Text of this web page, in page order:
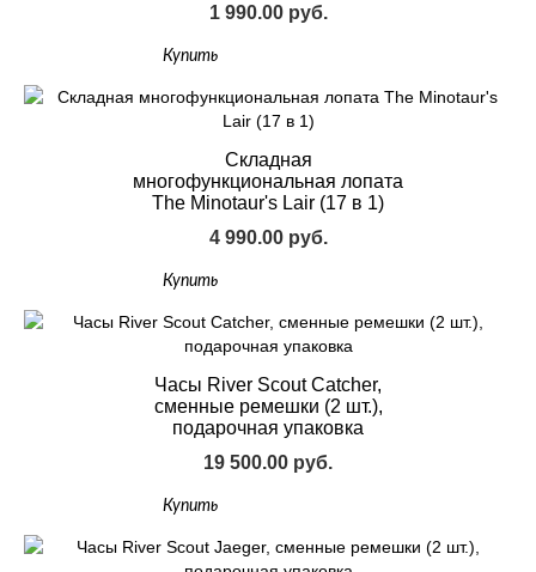
1 990.00 руб.
Купить
Складная
многофункциональная лопата
The Minotaur's Lair (17 в 1)
4 990.00 руб.
Купить
Часы River Scout Catcher,
сменные ремешки (2 шт.),
подарочная упаковка
19 500.00 руб.
Купить